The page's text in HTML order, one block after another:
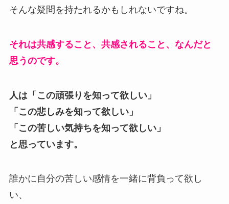
そんな疑問を持たれるかもしれないですね。
それは共感すること、共感されること、なんだと
思うのです。
人は「この頑張りを知って欲しい」
「この悲しみを知って欲しい」
「この苦しい気持ちを知って欲しい」
と思っています。
誰かに自分の苦しい感情を一緒に背負って欲し
い、